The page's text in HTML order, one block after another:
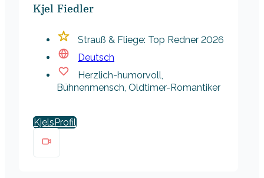
Kjel Fiedler
Strauß & Fliege: Top Redner 2026
Deutsch
Herzlich-humorvoll,
Bühnenmensch, Oldtimer-Romantiker
Kjels